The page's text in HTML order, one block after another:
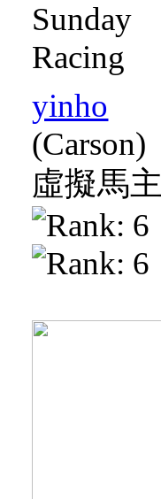
Sunday
Racing
yinho
(Carson)
虛擬馬主